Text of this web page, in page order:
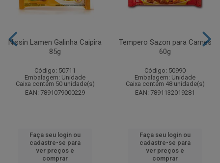
Nissin Lamen Galinha Caipira
85g
Código: 50711
Embalagem: Unidade
Caixa contém 50 unidade(s)
EAN: 7891079000229
Faça seu login ou
cadastre-se para
ver preços e
comprar
Tempero Sazon para Carnes
60g
Código: 50990
Embalagem: Unidade
Caixa contém 48 unidade(s)
EAN: 7891132019281
Faça seu login ou
cadastre-se para
ver preços e
comprar